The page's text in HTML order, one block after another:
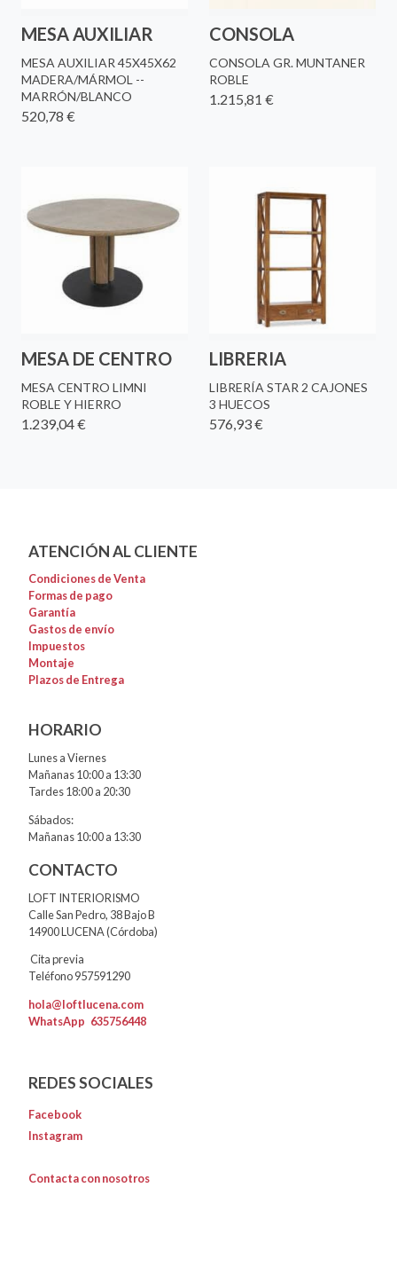
MESA AUXILIAR
MESA AUXILIAR 45X45X62
MADERA/MÁRMOL --
MARRÓN/BLANCO
520,78 €
CONSOLA
CONSOLA GR. MUNTANER
ROBLE
1.215,81 €
MESA DE CENTRO
MESA CENTRO LIMNI
ROBLE Y HIERRO
1.239,04 €
LIBRERIA
LIBRERÍA STAR 2 CAJONES
3 HUECOS
576,93 €
ATENCIÓN AL CLIENTE
Condiciones de Venta
Formas de pago
Garantía
Gastos de envío
Impuestos
Montaje
Plazos de Entrega
HORARIO
Lunes a Viernes
Mañanas 10:00 a 13:30
Tardes 18:00 a 20:30
Sábados:
Mañanas 10:00 a 13:30
CONTACTO
LOFT INTERIORISMO
Calle San Pedro, 38 Bajo B
14900 LUCENA (Córdoba)
Cita previa
Teléfono 957591290
hola@loftlucena.com
WhatsApp 635756448
REDES SOCIALES
Facebook
Instagram
Contacta con nosotros